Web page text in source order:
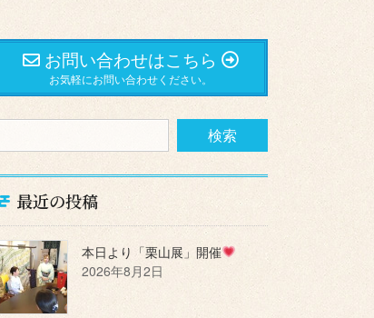
お問い合わせはこちら
お気軽にお問い合わせください。
最近の投稿
本日より「栗山展」開催
2026年8月2日